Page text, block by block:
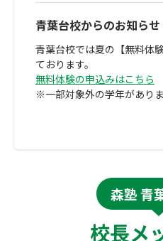
青葉台校からのお知らせ
青葉台校では夏の【無料体
ております。
無料体験の申込みはこちら
※一部対象外の学年がありま
森塾 青
校長メ